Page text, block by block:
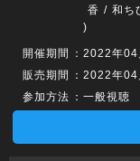
香
和ち
)
開催期間
：2022年
販売期間
：2022年
参加方法 ：一般視聴